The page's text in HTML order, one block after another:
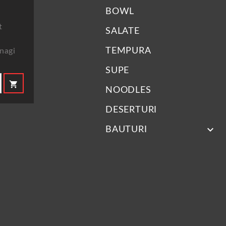
shopping_cart
BOWL
SALATE
TEMPURA
SUPE
NOODLES
DESERTURI
BAUTURI keyboard_arrow_down